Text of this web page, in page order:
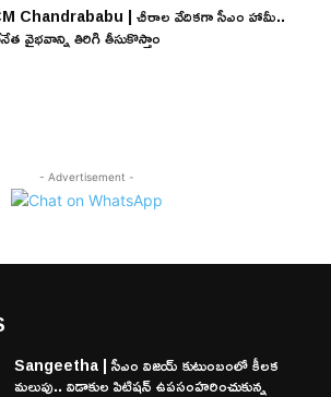
Chandrababu | చీరాల వేదికగా సీఎం హామీ..
వైభవాన్ని తిరిగి తీసుకొస్తాం
- Advertisement -
Sangeetha | సీఎం విజయ్ కుటుంబంలో కీలక
మలుపు.. విడాకుల పిటిషన్ ఉపసంహరించుకున్న